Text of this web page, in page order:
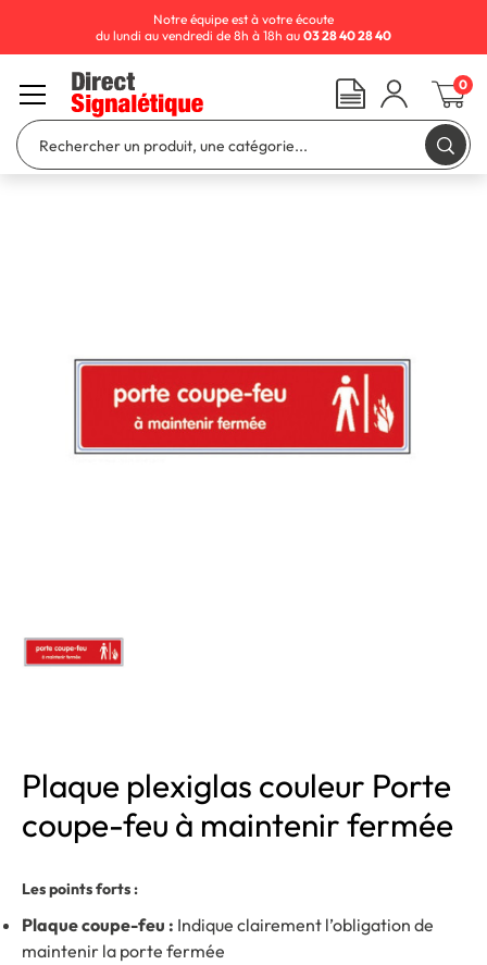
Plaque plexiglas couleur Porte
coupe-feu à maintenir fermée
Les points forts :
Plaque coupe-feu : Indique clairement l’obligation de
maintenir la porte fermée
Notre équipe est à votre écoute
du lundi au vendredi de 8h à 18h au 03 28 40 28 40
0